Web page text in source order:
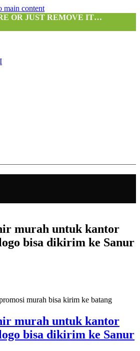
main content
OR JUST REMOVE IT…
murah untuk kantor
bisa dikirim ke Sanur
murah untuk kantor
bisa dikirim ke Sanur